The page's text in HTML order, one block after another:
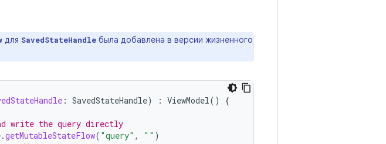
для SavedStateHandle была добавлена ​​в версии жизненного
: SavedStateHandle) : ViewModel() {
write the query directly
.getMutableStateFlow( "query" , "" )